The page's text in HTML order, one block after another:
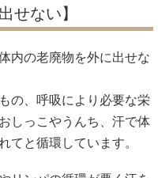
せない】
内の老廃物を外に出せな
の、呼吸により必要な栄
しっこやうんち、汗で体
てと循環しています。